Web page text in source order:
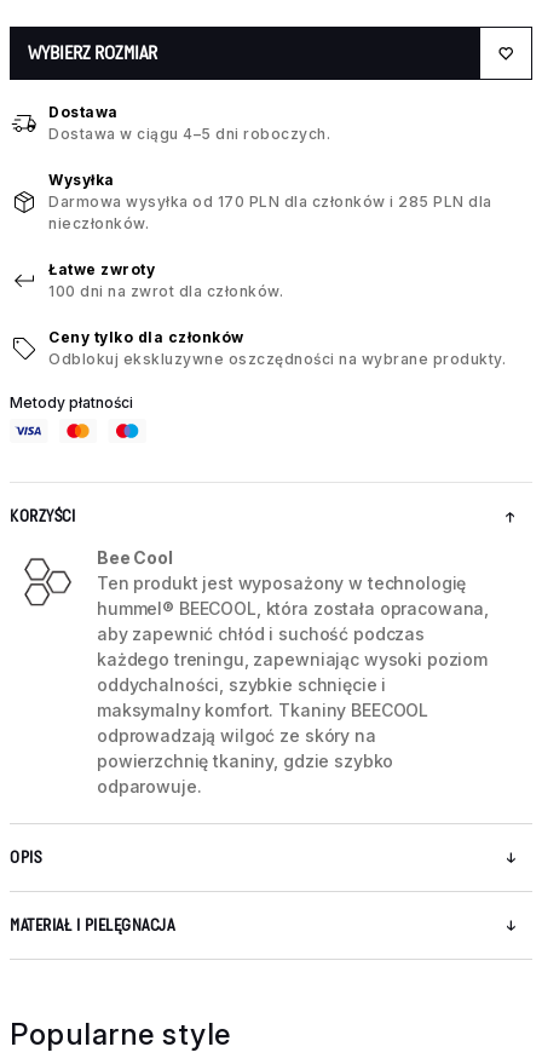
WYBIERZ ROZMIAR
Dostawa
Dostawa w ciągu 4–5 dni roboczych.
Wysyłka
Darmowa wysyłka od 170 PLN dla członków i 285 PLN dla
nieczłonków.
Łatwe zwroty
100 dni na zwrot dla członków.
Ceny tylko dla członków
Odblokuj ekskluzywne oszczędności na wybrane produkty.
Metody płatności
KORZYŚCI
Bee Cool
Ten produkt jest wyposażony w technologię
hummel® BEECOOL, która została opracowana,
aby zapewnić chłód i suchość podczas
każdego treningu, zapewniając wysoki poziom
oddychalności, szybkie schnięcie i
maksymalny komfort. Tkaniny BEECOOL
odprowadzają wilgoć ze skóry na
powierzchnię tkaniny, gdzie szybko
odparowuje.
OPIS
MATERIAŁ I PIELĘGNACJA
Popularne style